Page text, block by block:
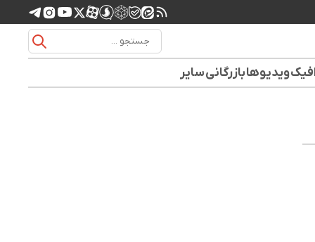
ویدیوهابازرگانیسایر